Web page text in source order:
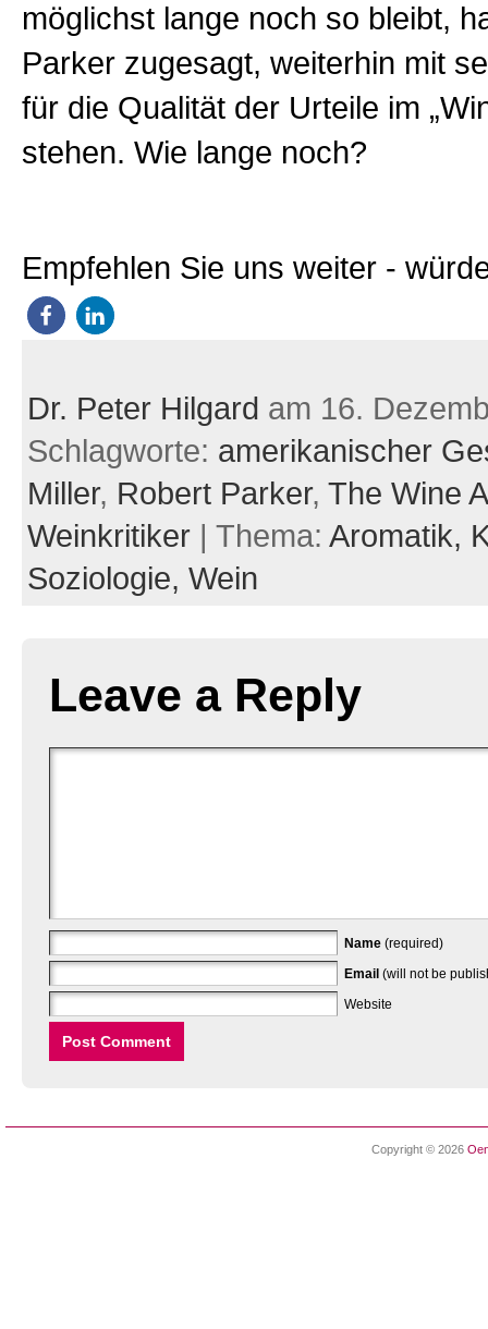
möglichst lange noch so bleibt,
Parker zugesagt, weiterhin mit
für die Qualität der Urteile im
stehen. Wie lange noch?
Empfehlen Sie uns weiter -
Dr. Peter Hilgard am 16.
Schlagworte: amerikanischer
Miller, Robert Parker, The Wine
Weinkritiker| Thema: Aromatik,
Soziologie, Wein
Leave a Reply
Name (required)
Email (will not be
Website
Copyright © 2026